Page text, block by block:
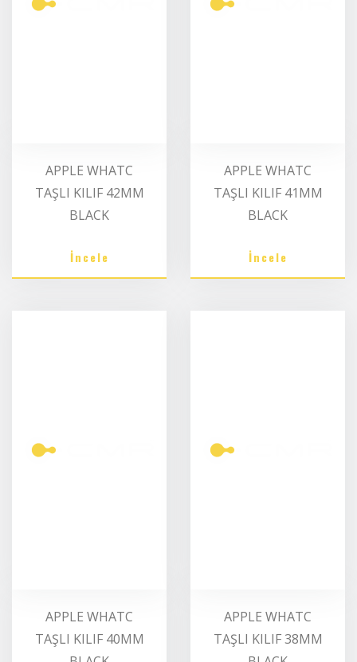
APPLE WHATC
TAŞLI KILIF 42MM
BLACK
İncele
APPLE WHATC
TAŞLI KILIF 41MM
BLACK
İncele
APPLE WHATC
TAŞLI KILIF 40MM
APPLE WHATC
TAŞLI KILIF 38MM